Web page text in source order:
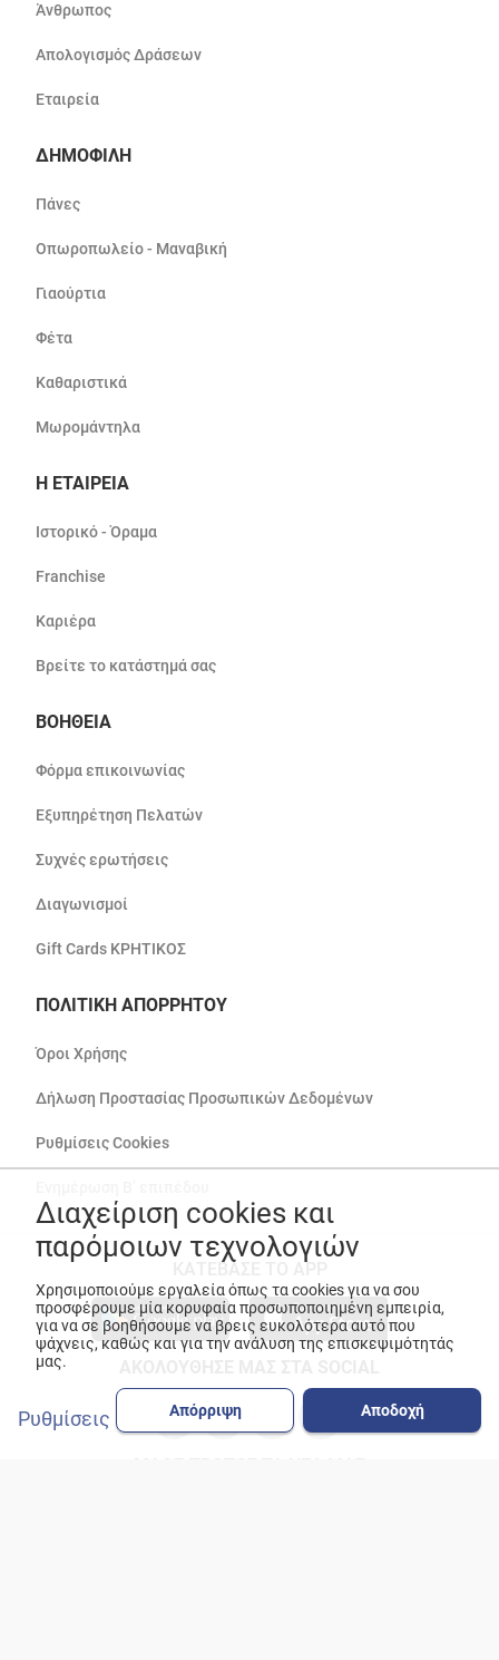
Άνθρωπος
Απολογισμός Δράσεων
Εταιρεία
ΔΗΜΟΦΙΛΗ
Πάνες
Οπωροπωλείο - Μαναβική
Γιαούρτια
Φέτα
Καθαριστικά
Μωρομάντηλα
Η ΕΤΑΙΡΕΙΑ
Ιστορικό - Όραμα
Franchise
Καριέρα
Βρείτε το κατάστημά σας
ΒΟΗΘΕΙΑ
Φόρμα επικοινωνίας
Εξυπηρέτηση Πελατών
Συχνές ερωτήσεις
Διαγωνισμοί
Gift Cards ΚΡΗΤΙΚΟΣ
ΠΟΛΙΤΙΚΗ ΑΠΟΡΡΗΤΟΥ
Όροι Χρήσης
Δήλωση Προστασίας Προσωπικών Δεδομένων
Ρυθμίσεις Cookies
ΚΑΤΕΒΑΣΕ ΤΟ APP
Διαχείριση cookies και
παρόμοιων τεχνολογιών
Χρησιμοποιούμε εργαλεία όπως τα cookies για να σου
προσφέρουμε μία κορυφαία προσωποποιημένη εμπειρία,
για να σε βοηθήσουμε να βρεις ευκολότερα αυτό που
ψάχνεις, καθώς και για την ανάλυση της επισκεψιμότητάς
μας.
Ρυθμίσεις Απόρριψη Αποδοχή